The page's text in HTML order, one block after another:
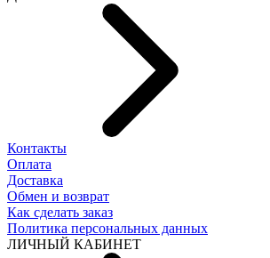
Контакты
Оплата
Доставка
Обмен и возврат
Как сделать заказ
Политика персональных данных
ЛИЧНЫЙ КАБИНЕТ